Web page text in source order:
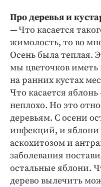
Про деревья и
— Что касается
жимолость, то во
Осень была теплая.
мы цветочков иметь
на ранних кустах
Что касается
неплохо. Но это
деревьям. С осени
инфекций, и яблони
аскохитозом и
заболевания
остальные яблони.
дерево вылечить